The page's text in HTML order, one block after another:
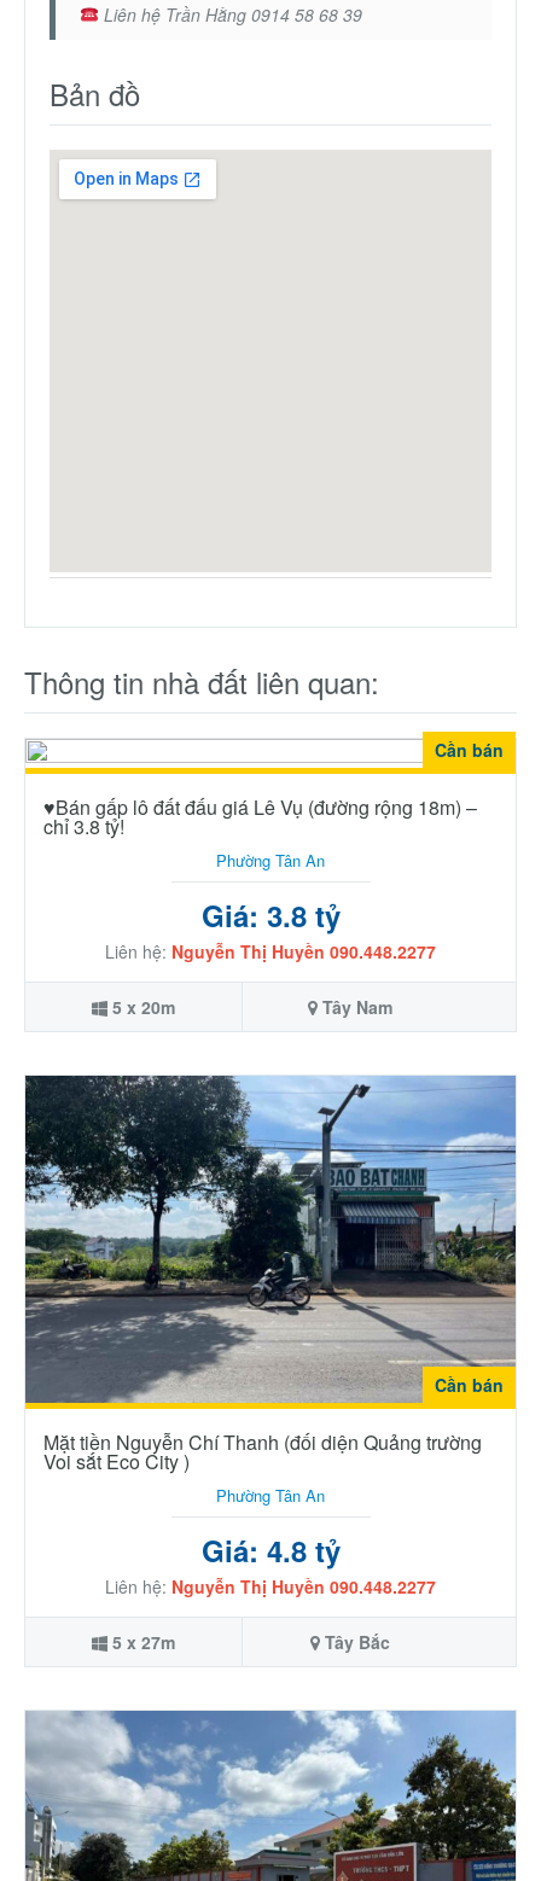
Liên hệ Trần Hằng 0914 58 68 39
Bản đồ
Thông tin nhà đất liên quan:
Cần bán
♥️Bán gấp lô đất đấu giá Lê Vụ (đường rộng 18m) –
chỉ 3.8 tỷ!
Phường Tân An
Giá: 3.8 tỷ
Liên hệ: Nguyễn Thị Huyền 090.448.2277
5 x 20m Tây Nam
Cần bán
Mặt tiền Nguyễn Chí Thanh (đối diện Quảng trường
Voi sắt Eco City )
Phường Tân An
Giá: 4.8 tỷ
Liên hệ: Nguyễn Thị Huyền 090.448.2277
5 x 27m Tây Bắc